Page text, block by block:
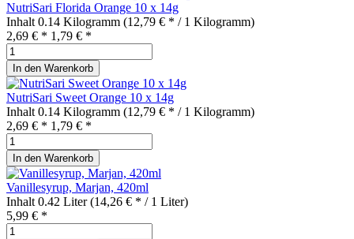
NutriSari Florida Orange 10 x 14g
Inhalt 0.14 Kilogramm (12,79 € * / 1 Kilogramm)
2,69 € * 1,79 € *
In den Warenkorb
NutriSari Sweet Orange 10 x 14g
Inhalt 0.14 Kilogramm (12,79 € * / 1 Kilogramm)
2,69 € * 1,79 € *
In den Warenkorb
Vanillesyrup, Marjan, 420ml
Inhalt 0.42 Liter(14,26 € * / 1 Liter)
5,99 € *